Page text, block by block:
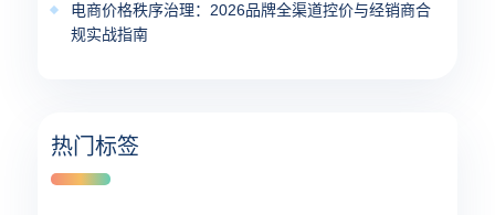
电商价格秩序治理：2026品牌全渠道控价与经销商合
规实战指南
热门标签